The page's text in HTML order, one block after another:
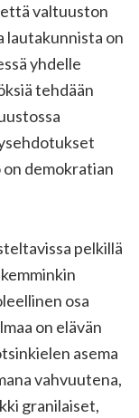
valtuuston
lautakunnista on
yhdelle
tehdään
on demokratian
pelkillä
osa
on elävän
asema
vahvuutena,
granilaiset,